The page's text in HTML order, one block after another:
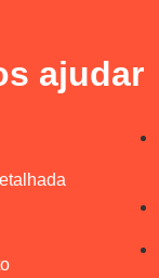
ajudar